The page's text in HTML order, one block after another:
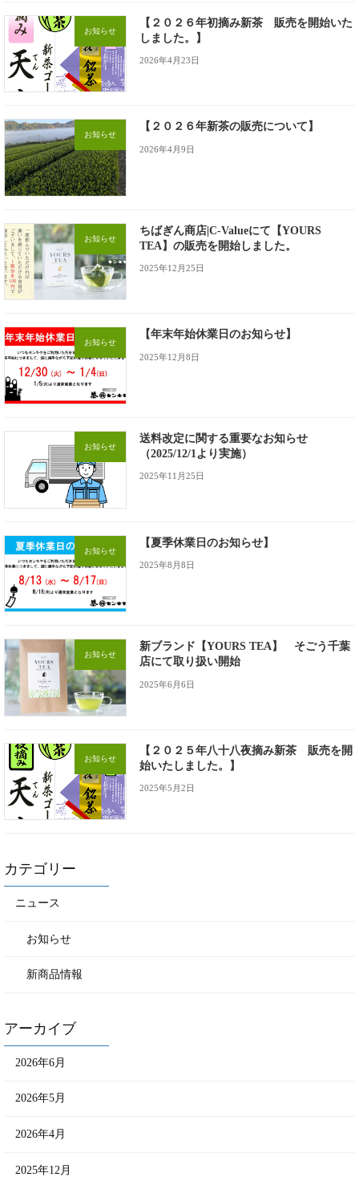
お知らせ
【２０２６年初摘み新茶 販売を開始いた
しました。】
2026年4月23日
お知らせ
【２０２６年新茶の販売について】
2026年4月9日
お知らせ
ちばぎん商店|C-Valueにて【YOURS
TEA】の販売を開始しました。
2025年12月25日
お知らせ
【年末年始休業日のお知らせ】
2025年12月8日
お知らせ
送料改定に関する重要なお知らせ
（2025/12/1より実施）
2025年11月25日
お知らせ
【夏季休業日のお知らせ】
2025年8月8日
お知らせ
新ブランド【YOURS TEA】 そごう千葉
店にて取り扱い開始
2025年6月6日
お知らせ
【２０２５年八十八夜摘み新茶 販売を開
始いたしました。】
2025年5月2日
カテゴリー
ニュース
お知らせ
新商品情報
アーカイブ
2026年6月
2026年5月
2026年4月
2025年12月